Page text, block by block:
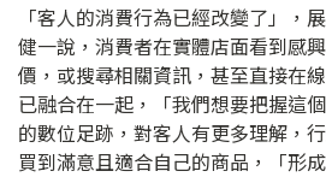
「客人的消費行為已經改變了」，
健一說，消費者在實體店面看到感
價，或搜尋相關資訊，甚至直接在
已融合在一起，「我們想要把握這
的數位足跡，對客人有更多理解，
買到滿意且適合自己的商品，「形